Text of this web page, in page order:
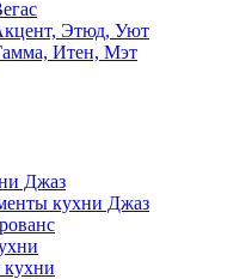
Этюд, Уют
Итен, Мэт
Джаз
кухни Джаз
кухни